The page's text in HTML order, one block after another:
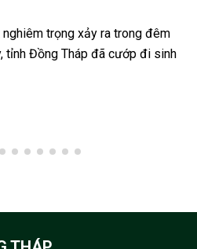
trọng xảy ra trong đêm
tỉnh Đồng Tháp đã cướp đi sinh